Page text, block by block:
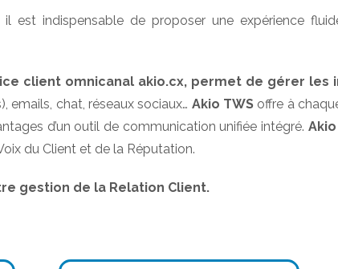
est indispensable de proposer une expérience
client omnicanal akio.cx, permet de gérer les
emails, chat, réseaux sociaux… Akio TWS offre à
d’un outil de communication unifiée intégré.
du Client et de la Réputation.
gestion de la Relation Client.